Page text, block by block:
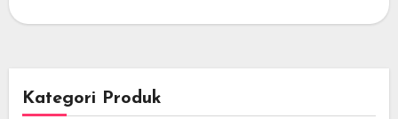
Kategori Produk